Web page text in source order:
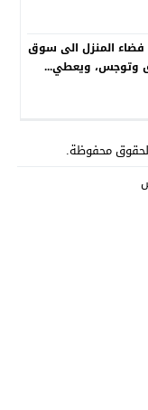
فضاء المنزل الى سوق
وتوجس، ويعطي...